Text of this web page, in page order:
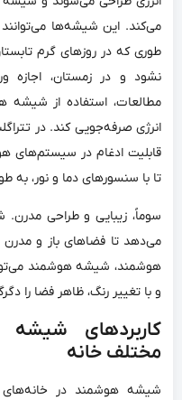
می‌کند. این شیشه‌ها می‌توانند
طوری که در روزهای گرم
نشود و در زمستان، اجازه
قابلیت ادغام در سیستم‌های
تا با سنسورهای دما و نور، به
سوماً، زیبایی و طراحی
می‌دهد تا فضاهای باز و مدرن
هوشمند، شیشه هوشمند
و با تغییر رنگ، ظاهر فضا را
کاربردهای
مختلف خانه
شیشه هوشمند در خانه‌های